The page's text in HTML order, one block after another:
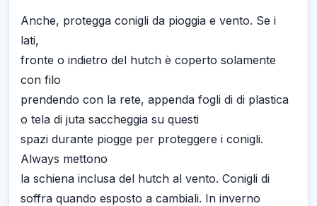
Anche, protegga conigli da pioggia e vento. Se i
lati,
fronte o indietro del hutch è coperto solamente
con filo
prendendo con la rete, appenda fogli di di plastica
o tela di juta saccheggia su questi
spazi durante piogge per proteggere i conigli.
Always mettono
la schiena inclusa del hutch al vento. Conigli di
soffra quando esposto a cambiali. In inverno